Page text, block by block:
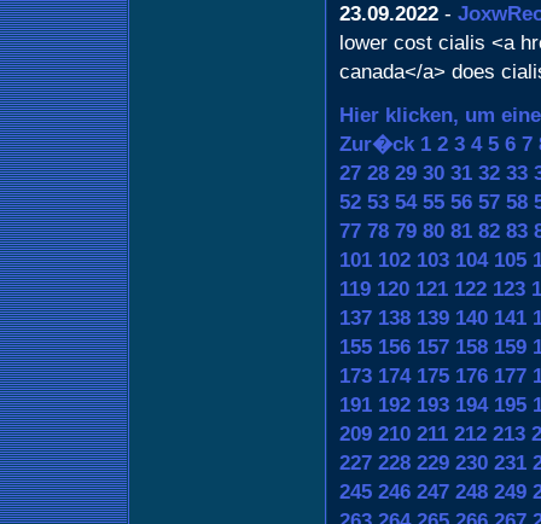
23.09.2022 -
lower cost cialis <a
canada</a> does
Hier klicken, um
Zur�ck 1 2 3 4 5 6 7
27 28 29 30 31 32 33
52 53 54 55 56 57 58
77 78 79 80 81 82 83
101 102 103 104 105
119 120 121 122 123
137 138 139 140 141
155 156 157 158 159
173 174 175 176 177
191 192 193 194 195
209 210 211 212 213
227 228 229 230 231
245 246 247 248 249